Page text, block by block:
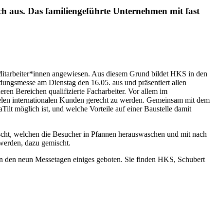
aus. Das familiengeführte Unternehmen mit fast
angewiesen. Aus diesem Grund bildet HKS in den
am Dienstag den 16.05. aus und präsentiert allen
Bereichen qualifizierte Facharbeiter. Vor allem im
internationalen Kunden gerecht zu werden. Gemeinsam mit dem
möglich ist, und welche Vorteile auf einer Baustelle damit
welchen die Besucher in Pfannen herauswaschen und mit nach
dazu gemischt.
neun Messetagen einiges geboten. Sie finden HKS, Schubert